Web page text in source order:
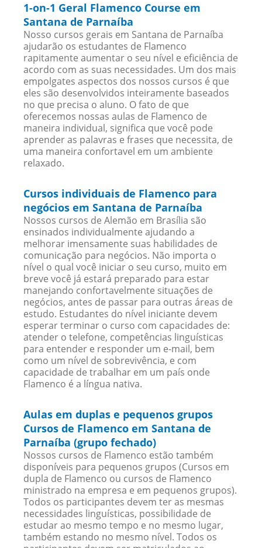
1-on-1 Geral Flamenco Course em
Santana de Parnaíba
Nosso cursos gerais em Santana de Parnaíba
ajudarão os estudantes de Flamenco
rapitamente aumentar o seu nível e eficiência de
acordo com as suas necessidades. Um dos mais
empolgates aspectos dos nossos cursos é que
eles são desenvolvidos inteiramente baseados
no que precisa o aluno. O fato de que
oferecemos nossas aulas de Flamenco de
maneira individual, significa que você pode
aprender as palavras e frases que necessita, de
uma maneira confortavel em um ambiente
relaxado.
Cursos individuais de Flamenco para
negócios em Santana de Parnaíba
Nossos cursos de Alemão em Brasília são
ensinados individualmente ajudando a
melhorar imensamente suas habilidades de
comunicação para negócios. Não importa o
nível o qual você iniciar o seu curso, muito em
breve você já estará preparado para estar
manejando confortavelmente situações de
negócios, antes de passar para outras áreas de
estudo. Estudantes do nível iniciante devem
esperar terminar o curso com capacidades de:
atender o telefone, competências linguísticas
para entender e responder um e-mail, bem
como um nível de sobrevivência, e com
capacidade de trabalhar em um país onde
Flamenco é a língua nativa.
Aulas em duplas e pequenos grupos
Cursos de Flamenco em Santana de
Parnaíba (grupo fechado)
Nossos cursos de Flamenco estão também
disponíveis para pequenos grupos (Cursos em
dupla de Flamenco ou cursos de Flamenco
ministrado na empresa e em pequenos grupos).
Todos os participantes devem ter as mesmas
necessidades linguísticas, possibilidade de
estudar ao mesmo tempo e no mesmo lugar,
também estando no mesmo nível. Todos os